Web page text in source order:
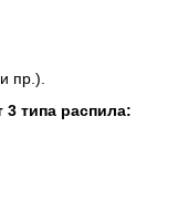
пр.).
3 типа распила: